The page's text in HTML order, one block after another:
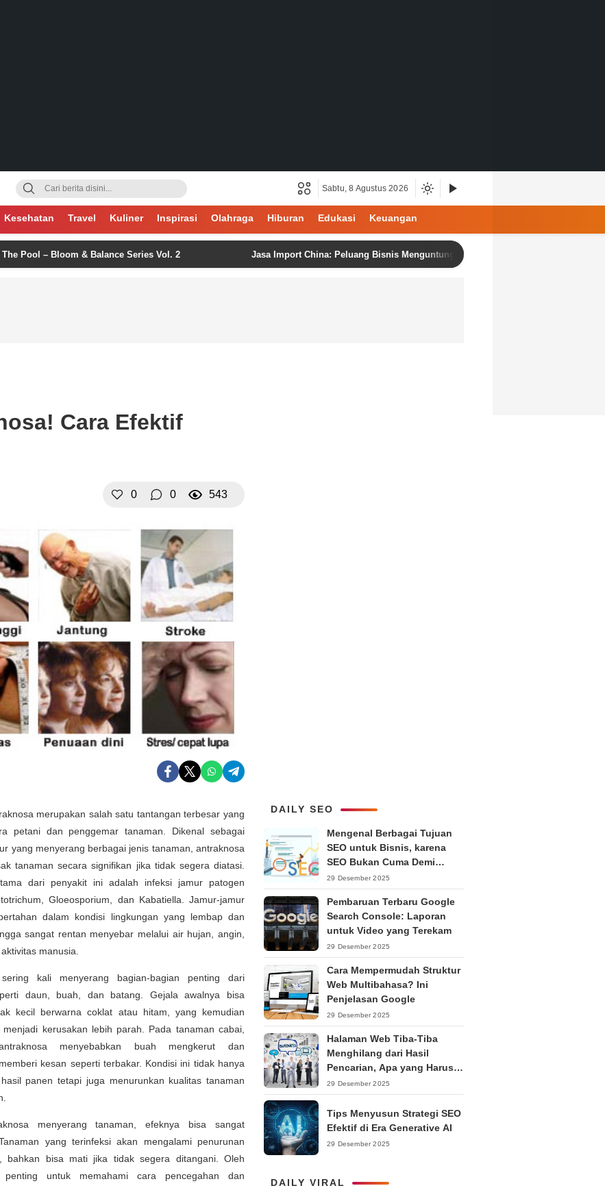
Sabtu, 8 Agustus 2026
Kesehatan Travel Kuliner Inspirasi Olahraga Hiburan Edukasi Keuangan
– Bloom & Balance Series Vol. 2 Jasa Import China: Peluang Bisnis Menguntungkan dengan Produk Berkualitas dan Harga
Cara Efektif
0 0 543
merupakan salah satu tantangan terbesar yang
petani dan penggemar tanaman. Dikenal sebagai
yang menyerang berbagai jenis tanaman, antraknosa
tanaman secara signifikan jika tidak segera diatasi.
dari penyakit ini adalah infeksi jamur patogen
Gloeosporium, dan Kabatiella. Jamur-jamur
dalam kondisi lingkungan yang lembap dan
sangat rentan menyebar melalui air hujan, angin,
manusia.
sering kali menyerang bagian-bagian penting dari
daun, buah, dan batang. Gejala awalnya bisa
kecil berwarna coklat atau hitam, yang kemudian
menjadi kerusakan lebih parah. Pada tanaman cabai,
menyebabkan buah mengkerut dan
kesan seperti terbakar. Kondisi ini tidak hanya
panen tetapi juga menurunkan kualitas tanaman
menyerang tanaman, efeknya bisa sangat
yang terinfeksi akan mengalami penurunan
bahkan bisa mati jika tidak segera ditangani. Oleh
untuk memahami cara pencegahan dan
DAILY SEO
Mengenal Berbagai Tujuan
SEO untuk Bisnis, karena
SEO Bukan Cuma Demi
Ranking
29 Desember 2025
Pembaruan Terbaru Google
Search Console: Laporan
untuk Video yang Terekam
29 Desember 2025
Cara Mempermudah Struktur
Web Multibahasa? Ini
Penjelasan Google
29 Desember 2025
Halaman Web Tiba-Tiba
Menghilang dari Hasil
Pencarian, Apa yang Harus
Dilakukan?
29 Desember 2025
Tips Menyusun Strategi SEO
Efektif di Era Generative AI
29 Desember 2025
DAILY VIRAL